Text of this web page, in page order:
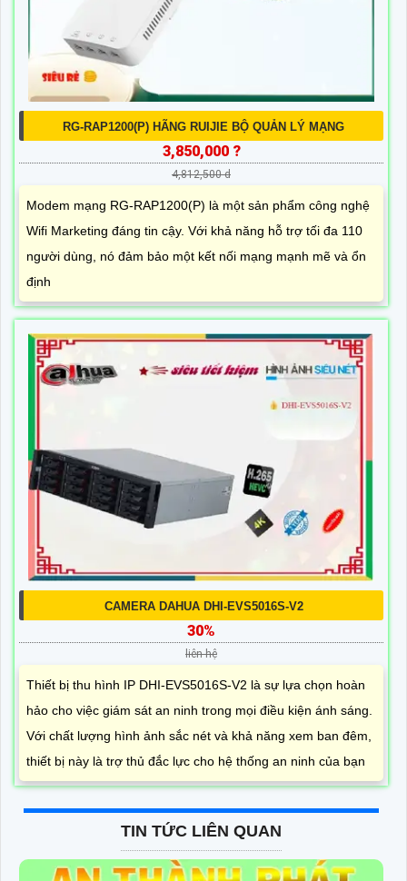
RG-RAP1200(P) HÃNG RUIJIE BỘ QUẢN LÝ MẠNG
3,850,000 ?
4,812,500 d
Modem mạng RG-RAP1200(P) là một sản phẩm công nghệ
Wifi Marketing đáng tin cậy. Với khả năng hỗ trợ tối đa 110
người dùng, nó đảm bảo một kết nối mạng mạnh mẽ và ổn
định
CAMERA DAHUA DHI-EVS5016S-V2
30%
liên hệ
Thiết bị thu hình IP DHI-EVS5016S-V2 là sự lựa chọn hoàn
hảo cho việc giám sát an ninh trong mọi điều kiện ánh sáng.
Với chất lượng hình ảnh sắc nét và khả năng xem ban đêm,
thiết bị này là trợ thủ đắc lực cho hệ thống an ninh của bạn
TIN TỨC LIÊN QUAN